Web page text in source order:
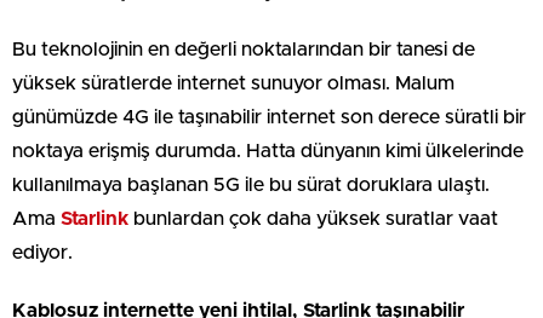
Bu teknolojinin en değerli noktalarından bir tanesi de
yüksek süratlerde internet sunuyor olması. Malum
günümüzde 4G ile taşınabilir internet son derece süratli bir
noktaya erişmiş durumda. Hatta dünyanın kimi ülkelerinde
kullanılmaya başlanan 5G ile bu sürat doruklara ulaştı.
Ama Starlink bunlardan çok daha yüksek suratlar vaat
ediyor.
Kablosuz internette yeni ihtilal, Starlink taşınabilir